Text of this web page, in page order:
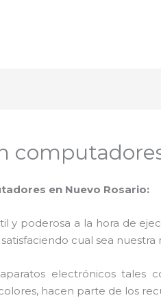
en Nuevo Rosario:
y poderosa a la hora de
cual sea nuestra
electrónicos
hacen parte de los